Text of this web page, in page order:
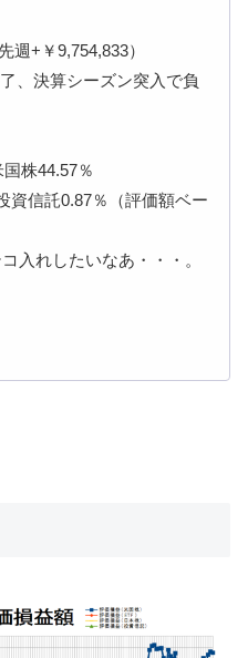
+￥9,754,833）
シーズン突入で負
株44.57％
0.87％（評価額ベー
したいなあ・・・。